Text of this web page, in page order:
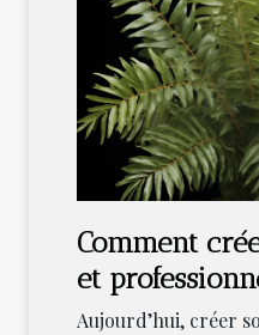
Comment
et
Aujourd’hui, créer